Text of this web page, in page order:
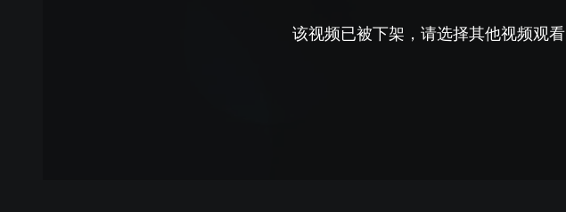
该视频已被下架，请选择其他视频观看